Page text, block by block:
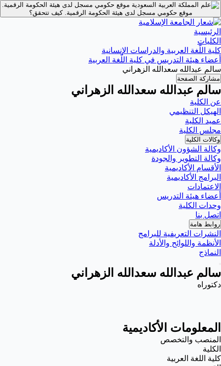
موقع حكومي مسجل لدى هيئة الحكومة الرقمية.
موقع حكومي مسجل لدى هيئة الحكومة الرقمية.كيف تتحقق؟
الرئيسية
الكليات
كلية اللّغة العربية والدراسات الإنسانية
أعضاء هيئة التدريس في كلية اللّغة العربية
سالم عبدالله سعدالله الزهراني
مشاركة الصفحة
سالم عبدالله سعدالله الزهراني
عن الكلية
الهيكل التنظيمي
عميد الكلية
مجلس الكلية
وكالات الكلية
وكالة الشؤون الأكاديمية
وكالة التطوير والجودة
الأقسام الأكاديمية
البرامج الأكاديمية
الاعتمادات
أعضاء هيئة التدريس
وحدات الكلية
اتصل بنا
روابط هامة
النشرات التعريفية للبرامج
الأنظمة واللوائح والأدلة
النماذج
سالم عبدالله سعدالله الزهراني
دكتوراه
المعلومات الأكاديمية
المنصب والتخصص
الكلية
كلية اللغة العربية